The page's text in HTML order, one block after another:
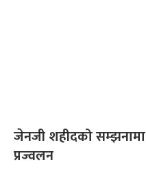
जेनजी शहीदको
प्रज्वलन